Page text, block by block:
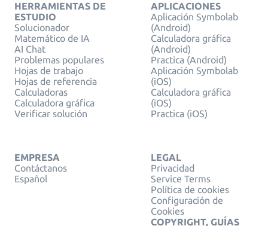
HERRAMIENTAS DE
ESTUDIO
Solucionador
Matemático de IA
AI Chat
Problemas populares
Hojas de trabajo
Hojas de referencia
Calculadoras
Calculadora gráfica
Verificar solución
APLICACIONES
Aplicación Symbolab
(Android)
Calculadora gráfica
(Android)
Practica (Android)
Aplicación Symbolab
(iOS)
Calculadora gráfica
(iOS)
Practica (iOS)
EMPRESA
Contáctanos
Español
LEGAL
Privacidad
Service Terms
Política de cookies
Configuración de
Cookies
COPYRIGHT, GUÍAS